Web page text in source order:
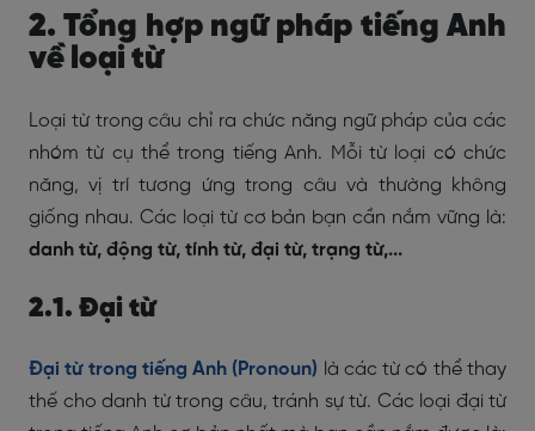
2. Tổng hợp ngữ pháp tiếng Anh
về loại từ
Loại từ trong câu chỉ ra chức năng ngữ pháp của các
nhóm từ cụ thể trong tiếng Anh. Mỗi từ loại có chức
năng, vị trí tương ứng trong câu và thường không
giống nhau. Các loại từ cơ bản bạn cần nắm vững là:
danh từ, động từ, tính từ, đại từ, trạng từ,...
2.1. Đại từ
Đại từ trong tiếng Anh (Pronoun) là các từ có thể thay
thế cho danh từ trong câu, tránh sự từ. Các loại đại từ